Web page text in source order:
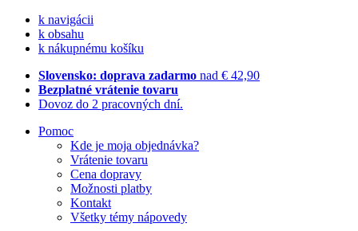
k navigácii
k obsahu
k nákupnému košíku
Slovensko: doprava zadarmo nad € 42,90
Bezplatné vrátenie tovaru
Dovoz do 2 pracovných dní.
Pomoc
Kde je moja objednávka?
Vrátenie tovaru
Cena dopravy
Možnosti platby
Kontakt
Všetky témy nápovedy